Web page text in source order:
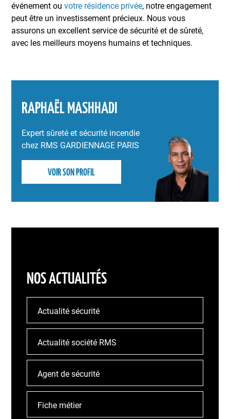
événement ouvotre résidence privée, notre engagement
peut être un investissement précieux. Nous vous
assurons un excellent service de sécurité et de sûreté,
avec les meilleurs moyens humains et techniques.
RAPHAËL MASHHADI
Expert sûreté et sécurité incendie
chez RMS GARDIENNAGE PARIS
VOIR SON PROFIL
NOS ACTUALITÉS
Actualité sécurité
Actualité société RMS
Agent de sécurité
Fiche métier